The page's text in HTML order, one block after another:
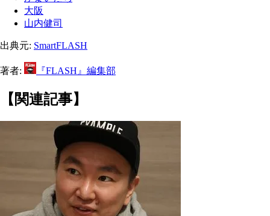
大阪
山内健司
出典元: SmartFLASH
著者: 『FLASH』編集部
【関連記事】